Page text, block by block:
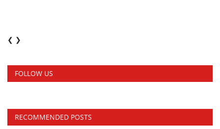
❮ ❯
FOLLOW US
RECOMMENDED POSTS